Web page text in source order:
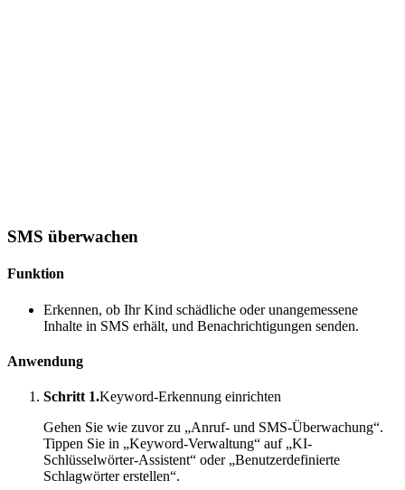
SMS überwachen
Funktion
Erkennen, ob Ihr Kind schädliche oder unangemessene
Inhalte in SMS erhält, und Benachrichtigungen senden.
Anwendung
Schritt 1.Keyword-Erkennung einrichten
Gehen Sie wie zuvor zu „Anruf- und SMS-Überwachung“.
Tippen Sie in „Keyword-Verwaltung“ auf „KI-
Schlüsselwörter-Assistent“ oder „Benutzerdefinierte
Schlagwörter erstellen“.